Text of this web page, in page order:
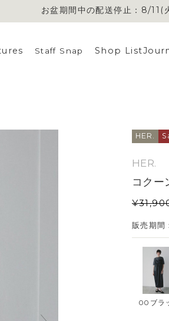
お盆期間中の配送停止：8/11(
お盆期間中の配送停止：8/11(
Staff Snap Shop List
HER.
HER.
コクー
¥
販売期間
00ブラ